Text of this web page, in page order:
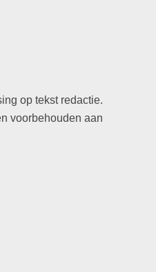
op tekst redactie.
voorbehouden aan